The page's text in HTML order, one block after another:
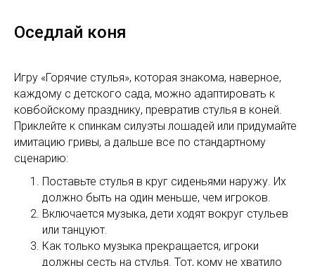
Оседлай коня
Игру «Горячие стулья», которая знакома, наверное,
каждому с детского сада, можно адаптировать к
ковбойскому празднику, превратив стулья в коней.
Приклейте к спинкам силуэты лошадей или придумайте
имитацию гривы, а дальше все по стандартному
сценарию:
Поставьте стулья в круг сиденьями наружу. Их
должно быть на один меньше, чем игроков.
Включается музыка, дети ходят вокруг стульев
или танцуют.
Как только музыка прекращается, игроки
должны сесть на стулья. Тот, кому не хватило